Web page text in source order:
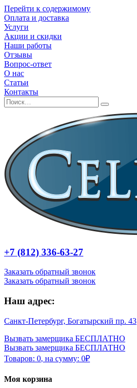
Перейти к содержимому
Оплата и доставка
Услуги
Акции и скидки
Наши работы
Отзывы
Вопрос-ответ
О нас
Статьи
Контакты
+7 (812) 336-63-27
Заказать обратный звонок
Заказать обратный звонок
Наш адрес:
Санкт-Петербург, Богатырский пр. 43
Вызвать замерщика БЕСПЛАТНО
Вызвать замерщика БЕСПЛАТНО
Товаров: 0, на сумму: 0₽
Моя корзина